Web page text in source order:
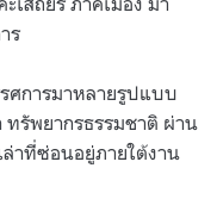
ร
ศการมาหลายรูปแบบ
ทรัพยากรธรรมชาติ ผ่าน
ล่าที่ซ่อนอยู่ภายใต้งาน